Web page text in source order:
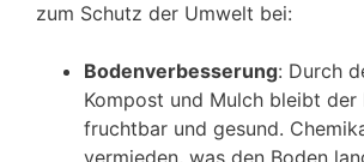
zum Schutz der Umwelt bei:
Bodenverbesserung: Durch
Kompost und Mulch bleibt der
fruchtbar und gesund.